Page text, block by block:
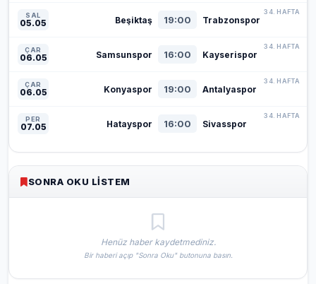
SAL
05.05 Beşiktaş 19:00 Trabzonspor
34. HAFTA
ÇAR
06.05 Samsunspor 16:00 Kayserispor
34. HAFTA
ÇAR
06.05 Konyaspor 19:00 Antalyaspor
34. HAFTA
PER
07.05 Hatayspor 16:00 Sivasspor
34. HAFTA
SONRA OKU LISTEM
Henüz haber kaydetmediniz.
Bir haberi açıp "Sonra Oku" butonuna basın.